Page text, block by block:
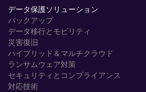
データ保護ソリューション
バックアップ
データ移行とモビリティ
災害復旧
ハイブリッド＆マルチクラウド
ランサムウェア対策
セキュリティとコンプライアンス
対応技術